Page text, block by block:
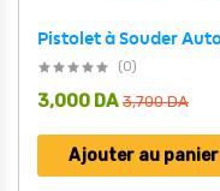
(0)
3,700DA
3,000 DA
Ajouter au panier